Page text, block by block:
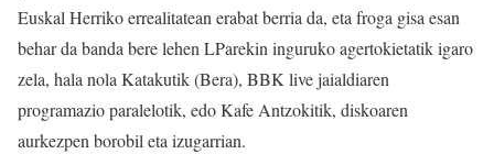
Euskal Herriko errealitatean erabat berria da, eta froga gisa esan
behar da banda bere lehen LParekin inguruko agertokietatik igaro
zela, hala nola Katakutik (Bera), BBK live jaialdiaren
programazio paralelotik, edo Kafe Antzokitik, diskoaren
aurkezpen borobil eta izugarrian.